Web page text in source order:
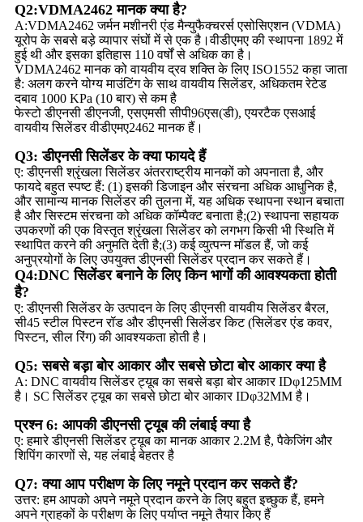
Q2:VDMA2462 मानक क्या है?
A:VDMA2462 जर्मन मशीनरी एंड मैन्युफैक्चरर्स एसोसिएशन (VDMA)
यूरोप के सबसे बड़े व्यापार संघों में से एक है।वीडीएमए की स्थापना 1892 में
हुई थी और इसका इतिहास 110 वर्षों से अधिक का है।
VDMA2462 मानक को वायवीय द्रव शक्ति के लिए ISO1552 कहा जाता
है: अलग करने योग्य माउंटिंग के साथ वायवीय सिलेंडर, अधिकतम रेटेड
दबाव 1000 KPa (10 बार) से कम है
फेस्टो डीएनसी डीएनजी, एसएमसी सीपी96एस(डी), एयरटैक एसआई
वायवीय सिलेंडर वीडीएमए2462 मानक हैं।
Q3: डीएनसी सिलेंडर के क्या फायदे हैं
ए: डीएनसी श्रृंखला सिलेंडर अंतरराष्ट्रीय मानकों को अपनाता है, और
फायदे बहुत स्पष्ट हैं: (1) इसकी डिजाइन और संरचना अधिक आधुनिक है,
और सामान्य मानक सिलेंडर की तुलना में, यह अधिक स्थापना स्थान बचाता
है और सिस्टम संरचना को अधिक कॉम्पैक्ट बनाता है;(2) स्थापना सहायक
उपकरणों की एक विस्तृत श्रृंखला सिलेंडर को लगभग किसी भी स्थिति में
स्थापित करने की अनुमति देती है;(3) कई व्युत्पन्न मॉडल हैं, जो कई
अनुप्रयोगों के लिए उपयुक्त डीएनसी सिलेंडर प्रदान कर सकते हैं।
Q4:DNC सिलेंडर बनाने के लिए किन भागों की आवश्यकता होती
है?
ए: डीएनसी सिलेंडर के उत्पादन के लिए डीएनसी वायवीय सिलेंडर बैरल,
सी45 स्टील पिस्टन रॉड और डीएनसी सिलेंडर किट (सिलेंडर एंड कवर,
पिस्टन, सील रिंग) की आवश्यकता होती है।
Q5: सबसे बड़ा बोर आकार और सबसे छोटा बोर आकार क्या है
A: DNC वायवीय सिलेंडर ट्यूब का सबसे बड़ा बोर आकार IDφ125MM
है। SC सिलेंडर ट्यूब का सबसे छोटा बोर आकार IDφ32MM है।
प्रश्न 6: आपकी डीएनसी ट्यूब की लंबाई क्या है
ए: हमारे डीएनसी सिलेंडर ट्यूब का मानक आकार 2.2M है, पैकेजिंग और
शिपिंग कारणों से, यह लंबाई बेहतर है
Q7: क्या आप परीक्षण के लिए नमूने प्रदान कर सकते हैं?
उत्तर: हम आपको अपने नमूने प्रदान करने के लिए बहुत इच्छुक हैं, हमने
अपने ग्राहकों के परीक्षण के लिए पर्याप्त नमूने तैयार किए हैं